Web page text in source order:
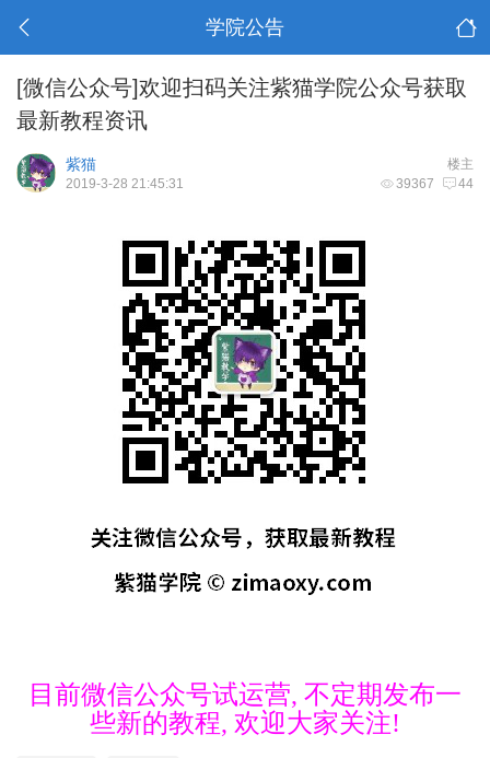
学院公告
[微信公众号]欢迎扫码关注紫猫学院公众号获取
最新教程资讯
楼主
紫猫
39367 44
2019-3-28 21:45:31
目前微信公众号试运营, 不定期发布一
些新的教程, 欢迎大家关注!